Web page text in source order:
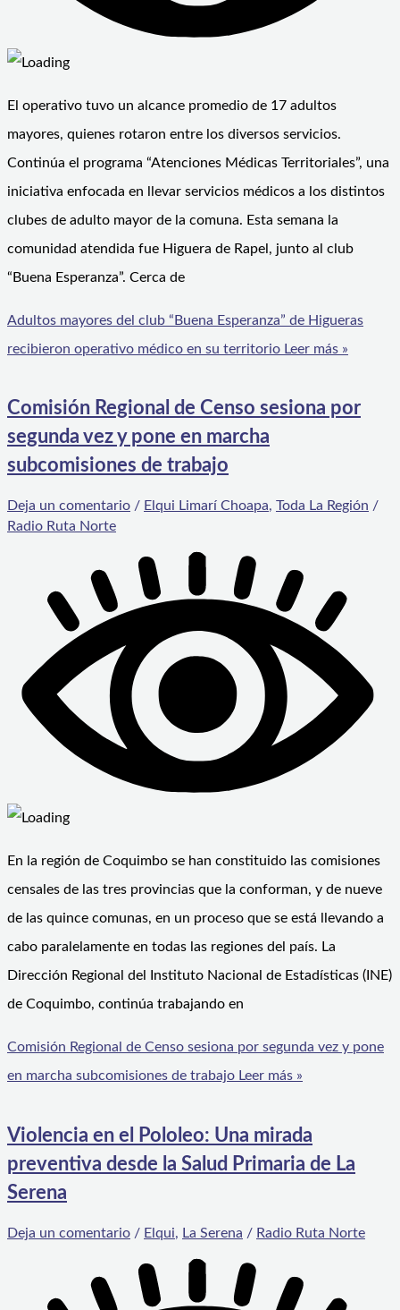
El operativo tuvo un alcance promedio de 17 adultos
mayores, quienes rotaron entre los diversos servicios.
Continúa el programa “Atenciones Médicas Territoriales”, una
iniciativa enfocada en llevar servicios médicos a los distintos
clubes de adulto mayor de la comuna. Esta semana la
comunidad atendida fue Higuera de Rapel, junto al club
“Buena Esperanza”. Cerca de
Adultos mayores del club “Buena Esperanza” de Higueras
recibieron operativo médico en su territorio Leer más »
Comisión Regional de Censo sesiona por
segunda vez y pone en marcha
subcomisiones de trabajo
Deja un comentario / Elqui Limarí Choapa, Toda La Región /
Radio Ruta Norte
En la región de Coquimbo se han constituido las comisiones
censales de las tres provincias que la conforman, y de nueve
de las quince comunas, en un proceso que se está llevando a
cabo paralelamente en todas las regiones del país. La
Dirección Regional del Instituto Nacional de Estadísticas (INE)
de Coquimbo, continúa trabajando en
Comisión Regional de Censo sesiona por segunda vez y pone
en marcha subcomisiones de trabajo Leer más »
Violencia en el Pololeo: Una mirada
preventiva desde la Salud Primaria de La
Serena
Deja un comentario / Elqui, La Serena / Radio Ruta Norte